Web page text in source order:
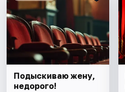
Подыскиваю жену,
недорого!